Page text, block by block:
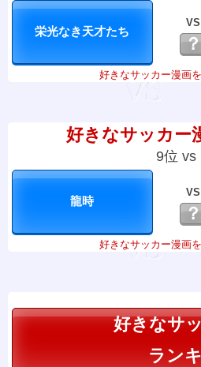
VS
？
好きなサッカー漫画
好きなサッカー
9位 vs
VS
？
好きなサッカー漫画
好きなサ
ラン